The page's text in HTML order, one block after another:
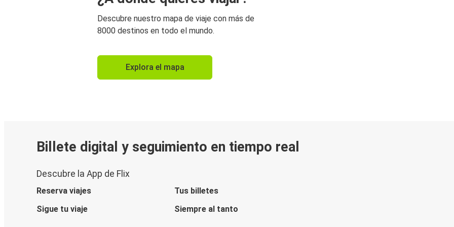
Descubre nuestro mapa de viaje con más de
8000 destinos en todo el mundo.
Explora el mapa
Billete digital y seguimiento en tiempo real
Descubre la App de Flix
Reserva viajes
Tus billetes
Sigue tu viaje
Siempre al tanto